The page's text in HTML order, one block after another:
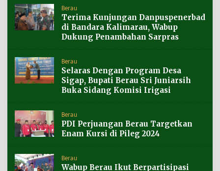
Berau
Terima Kunjungan Danpuspenerbad
di Bandara Kalimarau, Wabup
Dukung Penambahan Sarpras
Berau
Selaras Dengan Program Desa
Sigap, Bupati Berau Sri Juniarsih
Buka Sidang Komisi Irigasi
Berau
PDI Perjuangan Berau Targetkan
Enam Kursi di Pileg 2024
Berau
Wabup Berau Ikut Berpartisipasi